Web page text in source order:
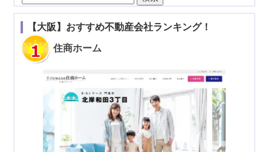
【大阪】おすすめ不動産会社ランキング！
住商ホーム